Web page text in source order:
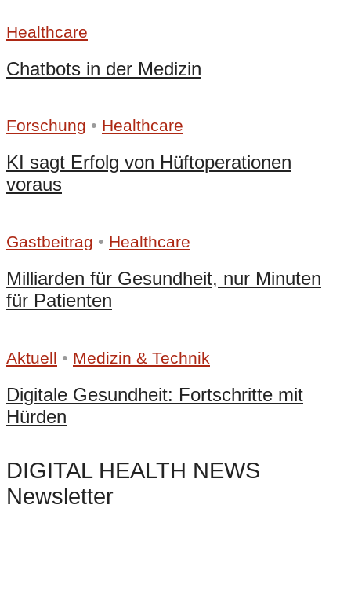
Healthcare
Chatbots in der Medizin
Forschung • Healthcare
KI sagt Erfolg von Hüftoperationen
voraus
Gastbeitrag • Healthcare
Milliarden für Gesundheit, nur Minuten
für Patienten
Aktuell • Medizin & Technik
Digitale Gesundheit: Fortschritte mit
Hürden
DIGITAL HEALTH NEWS
Newsletter